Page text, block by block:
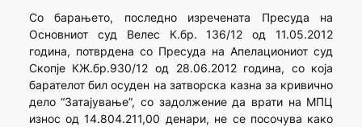
Со барањето, последно изречената Пресуда на
Основниот суд Велес К.бр. 136/12 од 11.05.2012
година, потврдена со Пресуда на Апелациониот суд
Скопје КЖ.бр.930/12 од 28.06.2012 година, со која
барателот бил осуден на затворска казна за кривично
дело “Затајување”, со задолжение да врати на МПЦ
износ од 14.804.211,00 денари, не се посочува како